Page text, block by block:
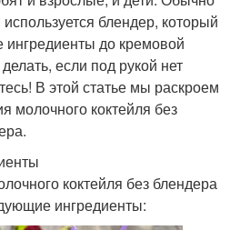
блендер, который
ингредиенты до кремовой
если под рукой нет
В этой статье мы раскроем
молочного коктейля без
коктейля без блендера
ингредиенты: